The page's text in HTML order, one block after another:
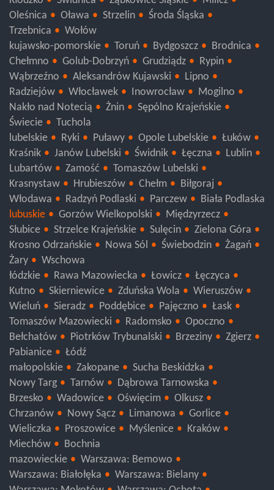
Lubin
Polkowice Wałbrzych
Dzierżoniów
Kłodzko
Świdnica Ząbkowice Śląskie
Milicz
Oleśnica
Oława
Trzebnica
Wołów
kujawsko-pomorskie
Toruń Bydgoszcz
Brodnica
Chełmno
Golub-Dobrzyń Grudziądz
Rypin
Wąbrzeźno
Aleksandrów Kujawski
Lipno
Radziejów
Włocławek Inowrocław
Mogilno
Nakło nad Notecią
Świecie
Tuchola
lubelskie
Ryki Puławy Opole Lubelskie
Łuków
Kraśnik
Janów Lubelski Świdnik Łęczna
Lubartów
Zamość
Tomaszów Lubelski
Krasnystaw
Hrubieszów Chełm
Biłgoraj
Włodawa
Radzyń Podlaski Parczew
Biała Podlaska
lubuskie
Gorzów Wielkopolski
Międzyrzecz
Słubice
Strzelce Krajeńskie Sulęcin
Zielona Góra
Krosno Odrzańskie
Żary
Wschowa
łódzkie
Rawa Mazowiecka Łowicz
Łęczyca
Kutno
Skierniewice Zduńska Wola
Wieruszów
Wieluń
Sieradz Poddębice Pajęczno
Łask
Tomaszów Mazowiecki
Radomsko
Opoczno
Bełchatów
Piotrków Trybunalski
Pabianice
Łódź
małopolskie
Zakopane
Sucha Beskidzka
Nowy Targ
Tarnów
Dąbrowa Tarnowska
Brzesko
Wadowice Oświęcim
Olkusz
Chrzanów
Nowy Sącz Limanowa
Gorlice
Wieliczka
Proszowice
Miechów
Bochnia
mazowieckie
Warszawa: Bemowo